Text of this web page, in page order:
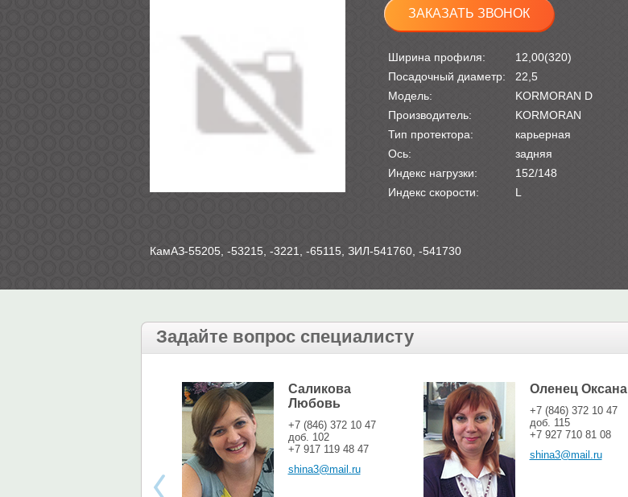
ЗАКАЗАТЬ ЗВОНОК
Ширина профиля:
12,00(320)
Посадочный диаметр:
22,5
Модель:
KORMORAN D
Производитель:
KORMORAN
Тип протектора:
карьерная
Ось:
задняя
Индекс нагрузки:
152/148
Индекс скорости:
L
КамАЗ-55205, -53215, -3221, -65115, ЗИЛ-541760, -541730
Задайте вопрос специалисту
Саликова
Любовь
+7 (846) 372 10 47
доб. 102
+7 917 119 48 47
shina3@mail.ru
Оленец Оксана
+7 (846) 372 10 47
доб. 115
+7 927 710 81 08
shina3@mail.ru